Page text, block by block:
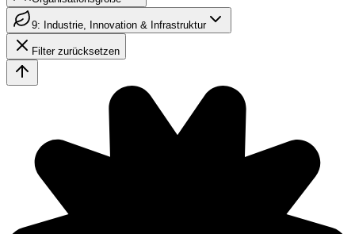
9: Industrie, Innovation & Infrastruktur
Filter zurücksetzen